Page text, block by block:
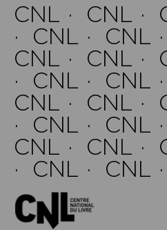
CNL · CNL ·
·
CNL · CNL ·
CNL ·
CNL ·
·
CNL · CNL ·
CNL ·
CNL ·
·
CNL · CNL ·
CNL ·
CNL ·
·
CNL · CNL ·